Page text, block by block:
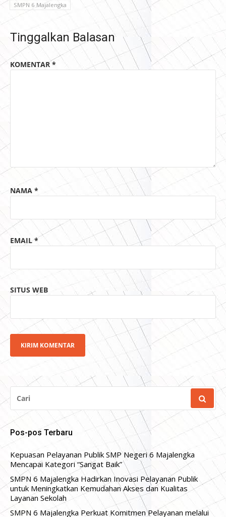
SMPN 6 Majalengka
Tinggalkan Balasan
KOMENTAR*
NAMA *
EMAIL*
SITUS WEB
UNTUK:
Pos-pos Terbaru
Kepuasan Pelayanan Publik SMP Negeri 6 Majalengka
Mencapai Kategori “Sangat Baik”
SMPN 6 Majalengka Hadirkan Inovasi Pelayanan Publik
untuk Meningkatkan Kemudahan Akses dan Kualitas
Layanan Sekolah
SMPN 6 Majalengka Perkuat Komitmen Pelayanan melalui